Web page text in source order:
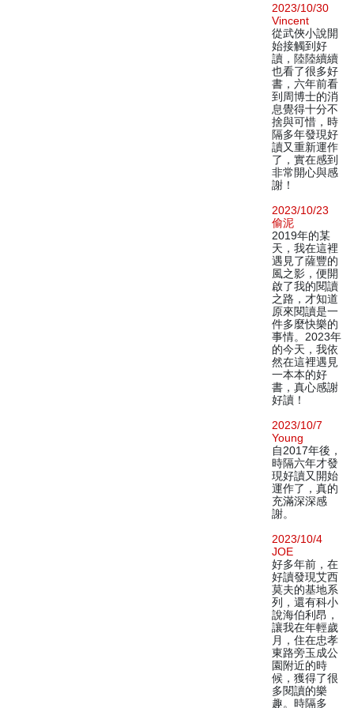
2023/10/30
Vincent
從武俠小說開
始接觸到好
讀，陸陸續續
也看了很多好
書，六年前看
到周博士的消
息覺得十分不
捨與可惜，時
隔多年發現好
讀又重新運作
了，實在感到
非常開心與感
謝！
2023/10/23
偷泥
2019年的某
天，我在這裡
遇見了薩豐的
風之影，便開
啟了我的閱讀
之路，才知道
原來閱讀是一
件多麼快樂的
事情。2023年
的今天，我依
然在這裡遇見
一本本的好
書，真心感謝
好讀！
2023/10/7
Young
自2017年後，
時隔六年才發
現好讀又開始
運作了，真的
充滿深深感
謝。
2023/10/4
JOE
好多年前，在
好讀發現艾西
莫夫的基地系
列，還有科小
說海伯利昂，
讓我在年輕歲
月，住在忠孝
東路旁玉成公
園附近的時
候，獲得了很
多閱讀的樂
趣。時隔多